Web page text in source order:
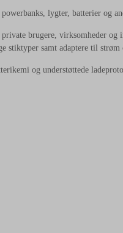
lygter, batterier og
brugere, virksomheder og
stiktyper samt adaptere til
og understøttede